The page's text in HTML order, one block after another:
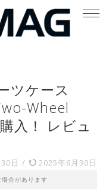
ツケース
Wheel
入！ レビュ
日 / 2025年6月30日
合があります